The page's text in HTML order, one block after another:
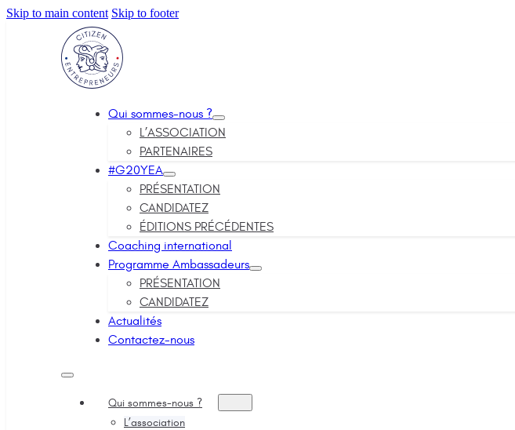
Skip to main content Skip to footer
Qui sommes-nous ?
L’ASSOCIATION
PARTENAIRES
#G20YEA
PRÉSENTATION
CANDIDATEZ
ÉDITIONS PRÉCÉDENTES
Coaching international
Programme Ambassadeurs
PRÉSENTATION
CANDIDATEZ
Actualités
Contactez-nous
Qui sommes-nous ?
L’association